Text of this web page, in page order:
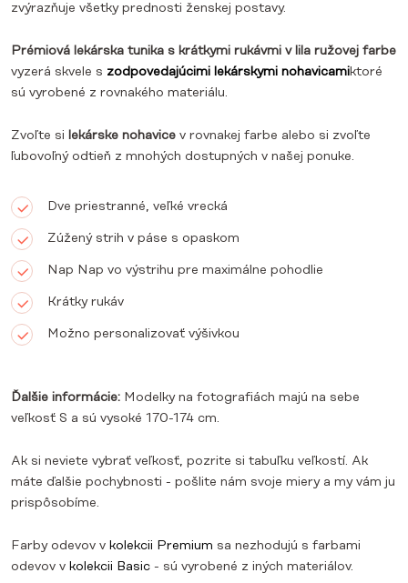
zvýrazňuje všetky prednosti ženskej postavy.
Prémiová lekárska tunika s krátkymi rukávmi v lila ružovej farbe
vyzerá skvele s zodpovedajúcimi lekárskymi nohavicamiktoré
sú vyrobené z rovnakého materiálu.
Zvoľte si lekárske nohavice v rovnakej farbe alebo si zvoľte
ľubovoľný odtieň z mnohých dostupných v našej ponuke.
Dve priestranné, veľké vrecká
Zúžený strih v páse s opaskom
Nap Nap vo výstrihu pre maximálne pohodlie
Krátky rukáv
Možno personalizovať výšivkou
Ďalšie informácie: Modelky na fotografiách majú na sebe
veľkosť S a sú vysoké 170-174 cm.
Ak si neviete vybrať veľkosť, pozrite si tabuľku veľkostí. Ak
máte ďalšie pochybnosti - pošlite nám svoje miery a my vám ju
prispôsobíme.
Farby odevov v kolekcii Premium sa nezhodujú s farbami
odevov v kolekcii Basic - sú vyrobené z iných materiálov.